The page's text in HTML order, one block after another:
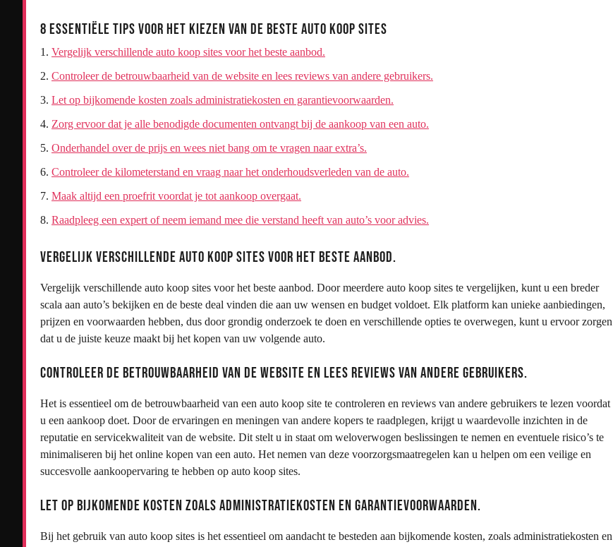
8 Essentiële Tips voor het Kiezen van de Beste Auto Koop Sites
Vergelijk verschillende auto koop sites voor het beste aanbod.
Controleer de betrouwbaarheid van de website en lees reviews van andere gebruikers.
Let op bijkomende kosten zoals administratiekosten en garantievoorwaarden.
Zorg ervoor dat je alle benodigde documenten ontvangt bij de aankoop van een auto.
Onderhandel over de prijs en wees niet bang om te vragen naar extra’s.
Controleer de kilometerstand en vraag naar het onderhoudsverleden van de auto.
Maak altijd een proefrit voordat je tot aankoop overgaat.
Raadpleeg een expert of neem iemand mee die verstand heeft van auto’s voor advies.
Vergelijk verschillende auto koop sites voor het beste aanbod.
Vergelijk verschillende auto koop sites voor het beste aanbod. Door meerdere auto koop sites te vergelijken, kunt u een breder
scala aan auto’s bekijken en de beste deal vinden die aan uw wensen en budget voldoet. Elk platform kan unieke aanbiedingen,
prijzen en voorwaarden hebben, dus door grondig onderzoek te doen en verschillende opties te overwegen, kunt u ervoor zorgen
dat u de juiste keuze maakt bij het kopen van uw volgende auto.
Controleer de betrouwbaarheid van de website en lees reviews van andere gebruikers.
Het is essentieel om de betrouwbaarheid van een auto koop site te controleren en reviews van andere gebruikers te lezen voordat
u een aankoop doet. Door de ervaringen en meningen van andere kopers te raadplegen, krijgt u waardevolle inzichten in de
reputatie en servicekwaliteit van de website. Dit stelt u in staat om weloverwogen beslissingen te nemen en eventuele risico’s te
minimaliseren bij het online kopen van een auto. Het nemen van deze voorzorgsmaatregelen kan u helpen om een veilige en
succesvolle aankoopervaring te hebben op auto koop sites.
Let op bijkomende kosten zoals administratiekosten en garantievoorwaarden.
Bij het gebruik van auto koop sites is het essentieel om aandacht te besteden aan bijkomende kosten, zoals administratiekosten en